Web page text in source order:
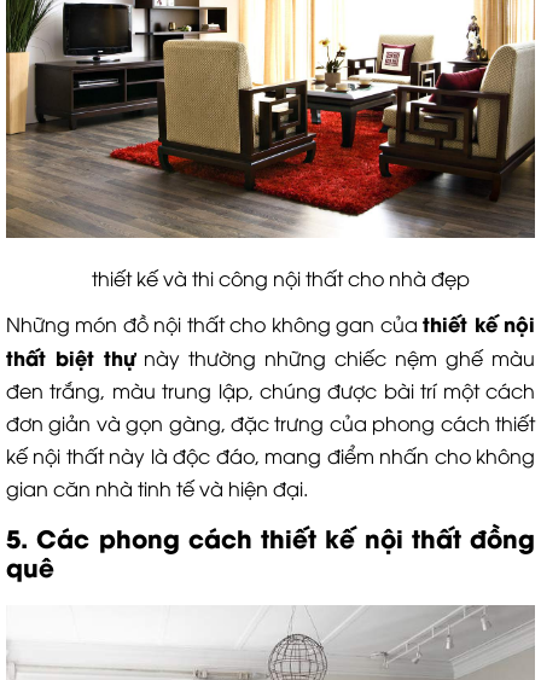
thiết kế và thi công nội thất cho nhà đẹp
Những món đồ nội thất cho không gan củathiết kế nội
thất biệt thựnày thường những chiếc nệm ghế màu
đen trắng, màu trung lập, chúng được bài trí một cách
đơn giản và gọn gàng, đặc trưng của phong cách thiết
kế nội thất này là độc đáo, mang điểm nhấn cho không
gian căn nhà tinh tế và hiện đại.
5. Các phong cách thiết kế nội thấtđồng
quê